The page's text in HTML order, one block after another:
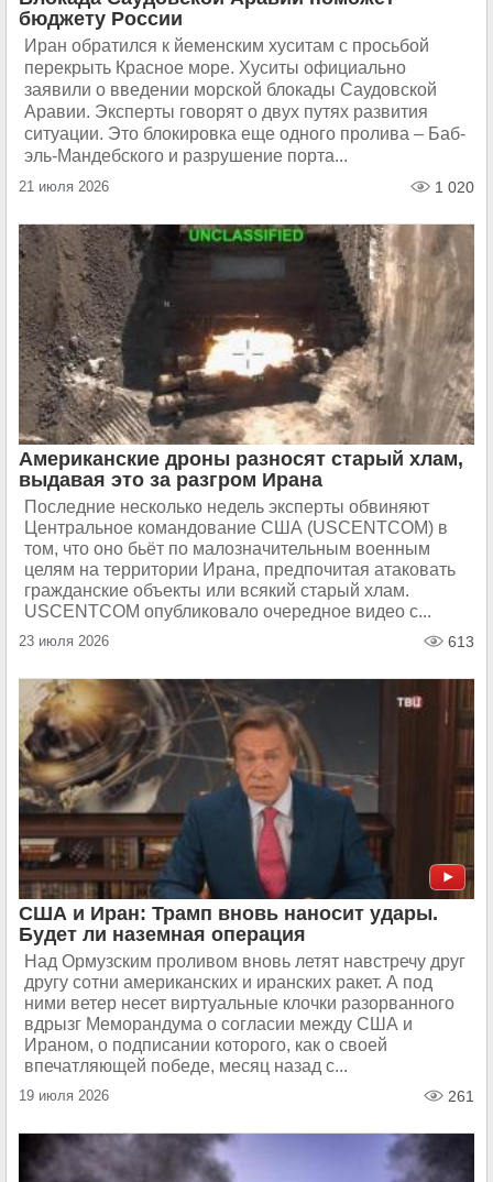
бюджету России
Иран обратился к йеменским хуситам с просьбой
перекрыть Красное море. Хуситы официально
заявили о введении морской блокады Саудовской
Аравии. Эксперты говорят о двух путях развития
ситуации. Это блокировка еще одного пролива – Баб-
эль-Мандебского и разрушение порта...
21 июля 2026 1 020
Американские дроны разносят старый хлам,
выдавая это за разгром Ирана
Последние несколько недель эксперты обвиняют
Центральное командование США (USCENTCOM) в
том, что оно бьёт по малозначительным военным
целям на территории Ирана, предпочитая атаковать
гражданские объекты или всякий старый хлам.
USCENTCOM опубликовало очередное видео с...
23 июля 2026 613
США и Иран: Трамп вновь наносит удары.
Будет ли наземная операция
Над Ормузским проливом вновь летят навстречу друг
другу сотни американских и иранских ракет. А под
ними ветер несет виртуальные клочки разорванного
вдрызг Меморандума о согласии между США и
Ираном, о подписании которого, как о своей
впечатляющей победе, месяц назад с...
19 июля 2026 261